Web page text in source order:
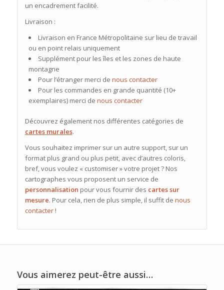
un encadrement facilité.
Livraison :
Livraison en France Métropolitaine sur lieu de travail
ou en point relais uniquement
Supplément pour les îles et les zones de haute
montagne
Pour l’étranger merci de nous contacter
Pour les commandes en grande quantité (10+
exemplaires) merci de nous contacter
Découvrez également nos différentes catégories de
cartes murales.
Vous souhaitez imprimer sur un autre support, sur un
format plus grand ou plus petit, avec d’autres coloris,
bref, vous voulez « customiser » votre projet ? Nos
cartographes vous proposent un service de
personnalisation pour vous fournir des cartes sur
mesure. Pour cela, rien de plus simple, il suffit de nous
contacter!
Vous aimerez peut-être aussi…